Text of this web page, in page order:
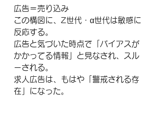
広告＝売り込み
この構図に、Z世代・α世代は敏感に
反応する。
広告と気づいた時点で「バイアスが
かかってる情報」と見なされ、スル
ーされる。
求人広告は、もはや「警戒される存
在」になった。